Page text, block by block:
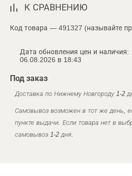
К СРАВНЕНИЮ
Код товара — 491327 (называйте
Дата обновления цен и наличия:
06.08.2026 в 18:43
Под заказ
Доставка по Нижнему Новгороду 1-2
Самовывоз возможен в тот же день,
пункте выдачи. Если товара нет в
самовывоз 1-2 дня.